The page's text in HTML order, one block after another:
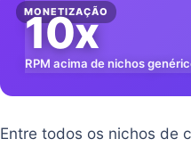
MONETIZAÇÃO
10x
RPM acima de nichos
Entre todos os nichos de